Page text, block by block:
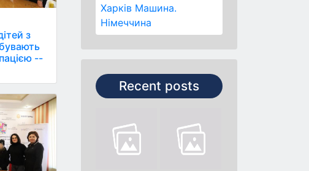
Харків Машина.
Німеччина
Recent posts
з
--